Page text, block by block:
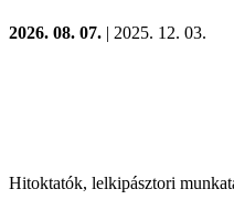
2026. 08. 07. | 2025. 12. 03.
Hitoktatók, lelkipásztori